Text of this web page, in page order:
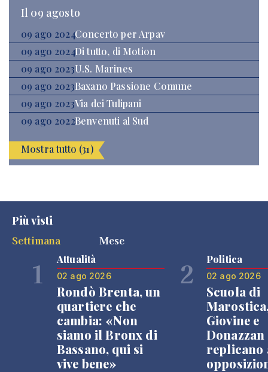
Il 09 agosto
09 ago 2024Concerto per Arpav
09 ago 2024Di tutto, di Motion
09 ago 2023U.S. Marines
09 ago 2023Baxano Passione Comune
09 ago 2023Via dei Tulipani
09 ago 2022Benvenuti al Sud
Mostra tutto (31)
Più visti
Settimana
Mese
1 Attualità
02 ago 2026
Rondò Brenta, un
quartiere che
cambia: «Non
siamo il Bronx di
Bassano, qui si
vive bene»
2 Politica
02 ago 2026
Scuola di
Giovine e
Donazzan
replicano